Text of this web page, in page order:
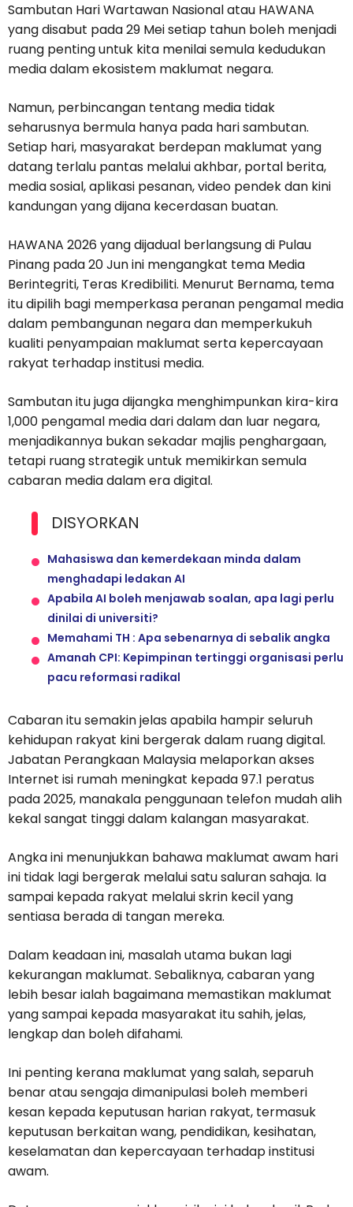
Sambutan Hari Wartawan Nasional atau HAWANA
yang disabut pada 29 Mei setiap tahun boleh menjadi
ruang penting untuk kita menilai semula kedudukan
media dalam ekosistem maklumat negara.
Namun, perbincangan tentang media tidak
seharusnya bermula hanya pada hari sambutan.
Setiap hari, masyarakat berdepan maklumat yang
datang terlalu pantas melalui akhbar, portal berita,
media sosial, aplikasi pesanan, video pendek dan kini
kandungan yang dijana kecerdasan buatan.
HAWANA 2026 yang dijadual berlangsung di Pulau
Pinang pada 20 Jun ini mengangkat tema Media
Berintegriti, Teras Kredibiliti. Menurut Bernama, tema
itu dipilih bagi memperkasa peranan pengamal media
dalam pembangunan negara dan memperkukuh
kualiti penyampaian maklumat serta kepercayaan
rakyat terhadap institusi media.
Sambutan itu juga dijangka menghimpunkan kira-kira
1,000 pengamal media dari dalam dan luar negara,
menjadikannya bukan sekadar majlis penghargaan,
tetapi ruang strategik untuk memikirkan semula
cabaran media dalam era digital.
DISYORKAN
Mahasiswa dan kemerdekaan minda dalam
menghadapi ledakan AI
Apabila AI boleh menjawab soalan, apa lagi perlu
dinilai di universiti?
Memahami TH : Apa sebenarnya di sebalik angka
Amanah CPI: Kepimpinan tertinggi organisasi perlu
pacu reformasi radikal
Cabaran itu semakin jelas apabila hampir seluruh
kehidupan rakyat kini bergerak dalam ruang digital.
Jabatan Perangkaan Malaysia melaporkan akses
Internet isi rumah meningkat kepada 97.1 peratus
pada 2025, manakala penggunaan telefon mudah alih
kekal sangat tinggi dalam kalangan masyarakat.
Angka ini menunjukkan bahawa maklumat awam hari
ini tidak lagi bergerak melalui satu saluran sahaja. Ia
sampai kepada rakyat melalui skrin kecil yang
sentiasa berada di tangan mereka.
Dalam keadaan ini, masalah utama bukan lagi
kekurangan maklumat. Sebaliknya, cabaran yang
lebih besar ialah bagaimana memastikan maklumat
yang sampai kepada masyarakat itu sahih, jelas,
lengkap dan boleh difahami.
Ini penting kerana maklumat yang salah, separuh
benar atau sengaja dimanipulasi boleh memberi
kesan kepada keputusan harian rakyat, termasuk
keputusan berkaitan wang, pendidikan, kesihatan,
keselamatan dan kepercayaan terhadap institusi
awam.